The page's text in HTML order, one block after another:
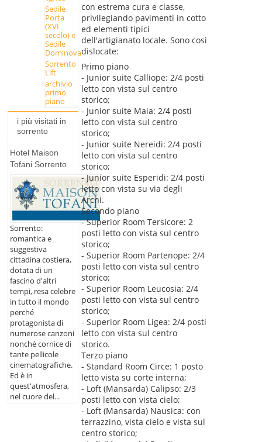
Sedile
Porta
(XVI
secolo) e
Sedile
Dominova
Sorrento
Lift
archivio
primo
piano
i più visitati in
sorrento
Hotel Maison
Tofani Sorrento
Sorrento:
romantica e
suggestiva
cittadina costiera,
dotata di un
fascino d'altri
tempi, resa celebre
in tutto il mondo
perché
protagonista di
numerose canzoni
nonché cornice di
tante pellicole
cinematografiche.
Ed è in
quest'atmosfera,
nel cuore del...
con estrema cura e classe,
privilegiando pavimenti in cotto
ed elementi tipici
dell'artigianato locale. Sono così
dislocate:
Primo piano
- Junior suite Calliope: 2/4 posti
letto con vista sul centro
storico;
- Junior suite Maia: 2/4 posti
letto con vista sul centro
storico;
- Junior suite Nereidi: 2/4 posti
letto con vista sul centro
storico;
- Junior suite Esperidi: 2/4 posti
letto con vista su via degli
Archi.
Secondo piano
- Superior Room Tersicore: 2
posti letto con vista sul centro
storico;
- Superior Room Partenope: 2/4
posti letto con vista sul centro
storico;
- Superior Room Leucosia: 2/4
posti letto con vista sul centro
storico;
- Superior Room Ligea: 2/4 posti
letto con vista sul centro
storico.
Terzo piano
- Standard Room Circe: 1 posto
letto vista su corte interna;
- Loft (Mansarda) Calipso: 2/3
posti letto con vista cielo;
- Loft (Mansarda) Nausica: con
terrazzino, vista cielo e vista sul
centro storico;